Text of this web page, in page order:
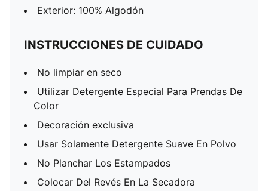
Exterior: 100% Algodón
INSTRUCCIONES DE CUIDADO
No limpiar en seco
Utilizar Detergente Especial Para Prendas De
Color
Decoración exclusiva
Usar Solamente Detergente Suave En Polvo
No Planchar Los Estampados
Colocar Del Revés En La Secadora